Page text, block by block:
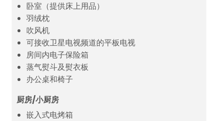
卧室（提供床上用品）
羽绒枕
吹风机
可接收卫星电视频道的平板电视
房间内电子保险箱
蒸气熨斗及熨衣板
办公桌和椅子
厨房/小厨房
嵌入式电烤箱